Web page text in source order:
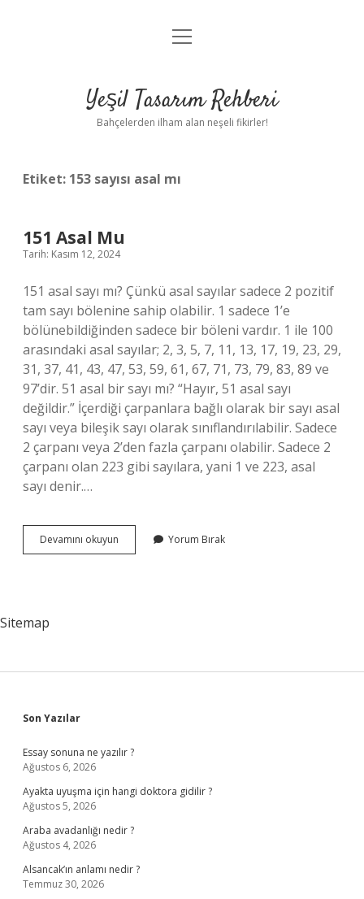
Anasayfa
Yasal Uyarı
menüyü
Yeşil Tasarım Rehberi
Bahçelerden ilham alan neşeli fikirler!
Etiket: 153 sayısı asal mı
151 Asal Mu
Tarih: Kasım 12, 2024
151 asal sayı mı? Çünkü asal sayılar sadece 2 pozitif
tam sayı bölenine sahip olabilir. 1 sadece 1’e
bölünebildiğinden sadece bir böleni vardır. 1 ile 100
arasındaki asal sayılar; 2, 3, 5, 7, 11, 13, 17, 19, 23, 29,
31, 37, 41, 43, 47, 53, 59, 61, 67, 71, 73, 79, 83, 89 ve
97’dir. 51 asal bir sayı mı? “Hayır, 51 asal sayı
değildir.” İçerdiği çarpanlara bağlı olarak bir sayı asal
sayı veya bileşik sayı olarak sınıflandırılabilir. Sadece
2 çarpanı veya 2’den fazla çarpanı olabilir. Sadece 2
çarpanı olan 223 gibi sayılara, yani 1 ve 223, asal
sayı denir.…
Devamını okuyun
Asal
Yorum Bırak
Sitemap
Sidebar
Son Yazılar
Essay sonuna ne yazılır ?
Ağustos 6, 2026
Ayakta uyuşma için hangi doktora gidilir ?
Ağustos 5, 2026
Araba avadanlığı nedir ?
Ağustos 4, 2026
Alsancak’ın anlamı nedir ?
Temmuz 30, 2026